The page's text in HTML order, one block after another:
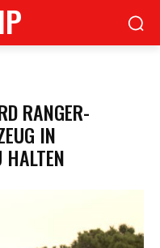
RANGER-
IN